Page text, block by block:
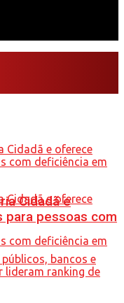
Cidadã e
pessoas com